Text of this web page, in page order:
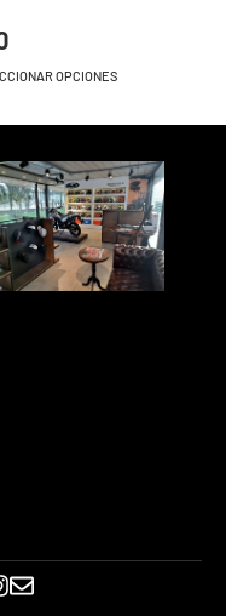
OPCIONES